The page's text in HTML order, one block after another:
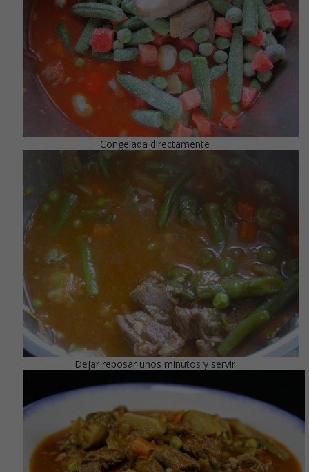
Congelada directamente
Dejar reposar unos minutos y servir